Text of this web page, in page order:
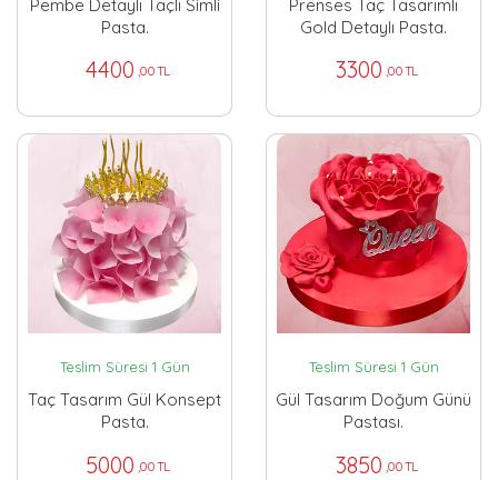
Pembe Detaylı Taçlı Simli
Pasta.
4400 ,00 TL
Prenses Taç Tasarımlı
Gold Detaylı Pasta.
3300 ,00 TL
Teslim Süresi 1 Gün
Taç Tasarım Gül Konsept
Pasta.
5000 ,00 TL
Teslim Süresi 1 Gün
Gül Tasarım Doğum Günü
Pastası.
3850 ,00 TL